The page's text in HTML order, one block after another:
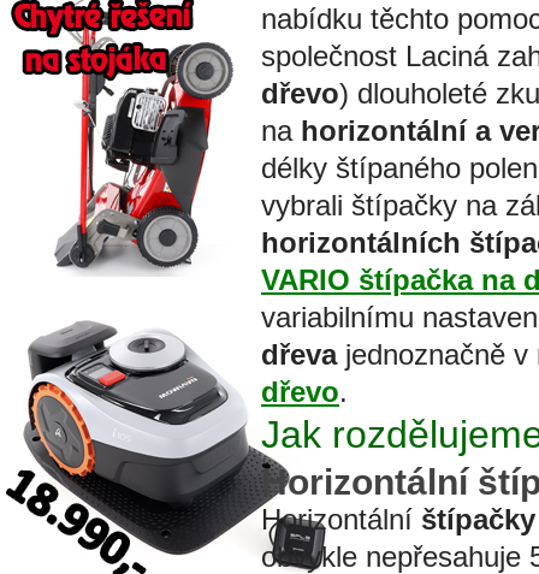
nabídku těchto
společnost Laciná
dřevo) dlouholeté
na horizontální a
délky štípaného
vybrali štípačky na
horizontálních
VARIO štípačka na
variabilnímu
dřevajednoznačně
dřevo.
Jak
Horizontální
Horizontální
obvykle nepřesahuje